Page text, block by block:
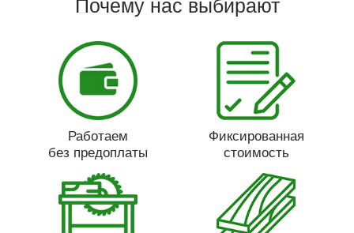
Почему нас выбирают
Работаем
без предоплаты
Фиксированная
стоимость